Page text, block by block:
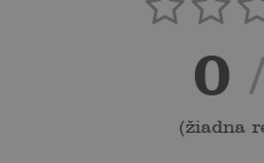
0
(žiadna